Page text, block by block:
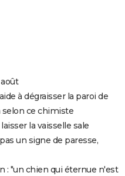
à dégraisser la paroi de
selon ce chimiste
la vaisselle sale
un signe de paresse,
: "un chien qui éternue n'est